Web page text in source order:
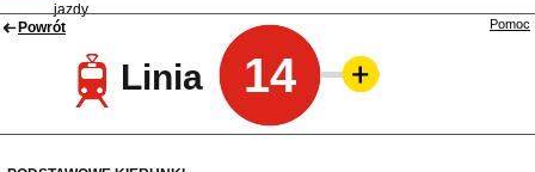
jazdy
Powrót
Linia 14
Pomoc